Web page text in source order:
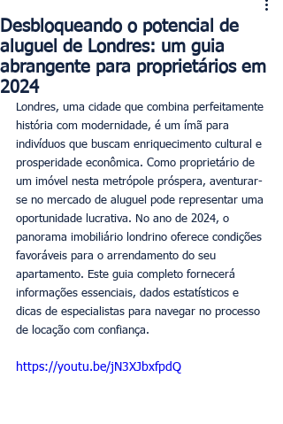
Desbloqueando o potencial de
aluguel de Londres: um guia
abrangente para proprietários em
2024
Londres, uma cidade que combina perfeitamente
história com modernidade, é um ímã para
indivíduos que buscam enriquecimento cultural e
prosperidade econômica. Como proprietário de
um imóvel nesta metrópole próspera, aventurar-
se no mercado de aluguel pode representar uma
oportunidade lucrativa. No ano de 2024, o
panorama imobiliário londrino oferece condições
favoráveis para o arrendamento do seu
apartamento. Este guia completo fornecerá
informações essenciais, dados estatísticos e
dicas de especialistas para navegar no processo
de locação com confiança.
https://youtu.be/jN3XJbxfpdQ